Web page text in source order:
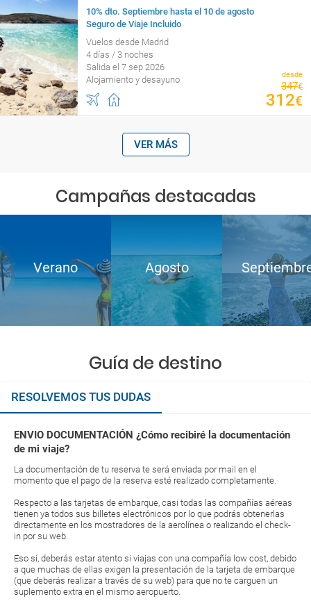
10% dto. Septiembre hasta el 10 de agosto
Seguro de Viaje Incluido
Vuelos desde Madrid
4 días / 3 noches
Salida el 7 sep 2026
Alojamiento y desayuno
desde
347€
312€
VER MÁS
Campañas destacadas
Verano Agosto
Guía de destino
RESOLVEMOS TUS DUDAS
ENVIO DOCUMENTACIÓN ¿Cómo recibiré la documentación
de mi viaje?
La documentación de tu reserva te será enviada por mail en el
momento que el pago de la reserva esté realizado completamente.
Respecto a las tarjetas de embarque, casi todas las compañías aéreas
tienen ya todos sus billetes electrónicos por lo que podrás obtenerlas
directamente en los mostradores de la aerolínea o realizando el check-
in por su web.
Eso sí, deberás estar atento si viajas con una compañía low cost, debido
a que muchas de ellas exigen la presentación de la tarjeta de embarque
(que deberás realizar a través de su web) para que no te carguen un
suplemento extra en el mismo aeropuerto.